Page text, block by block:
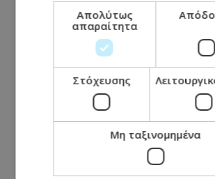
Απολύτως
απαραίτητα
Στόχευσης
Μη ταξινομημένα